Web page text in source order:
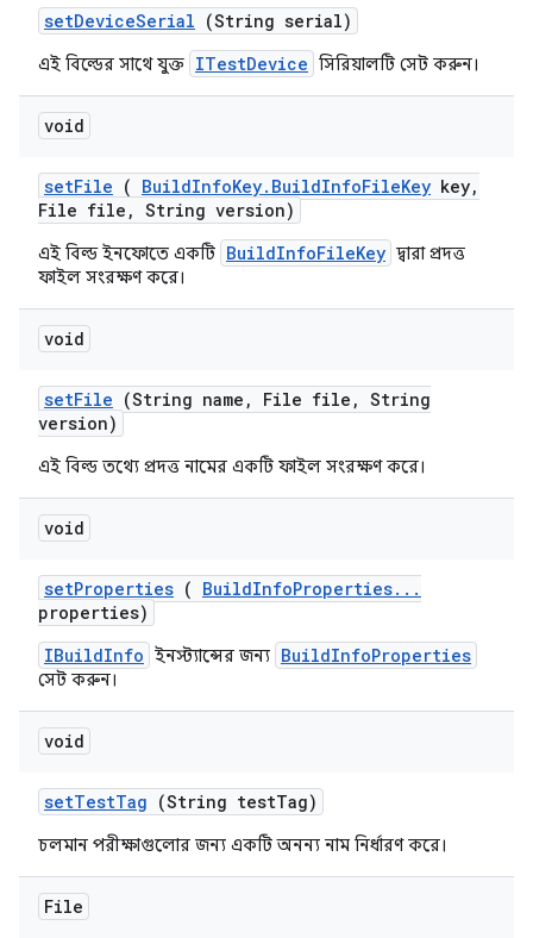
setDeviceSerial (String serial)
এই বিল্ডের সাথে যুক্ত ITestDevice সিরিয়ালটি সেট করুন।
void
setFile ( BuildInfoKey. BuildInfoFileKey key,
File file , String version)
এই বিল্ড ইনফোতে একটি BuildInfoFileKey দ্বারা প্রদত্ত
ফাইল সংরক্ষণ করে।
void
setFile (String name , File file , String
version)
এই বিল্ড তথ্যে প্রদত্ত নামের একটি ফাইল সংরক্ষণ করে।
void
setProperties ( BuildInfoProperties. . .
properties)
IBuildInfo ইনস্ট্যান্সের জন্য BuildInfoProperties
সেট করুন।
void
setTestTag (String testTag)
চলমান পরীক্ষাগুলোর জন্য একটি অনন্য নাম নির্ধারণ করে।
File